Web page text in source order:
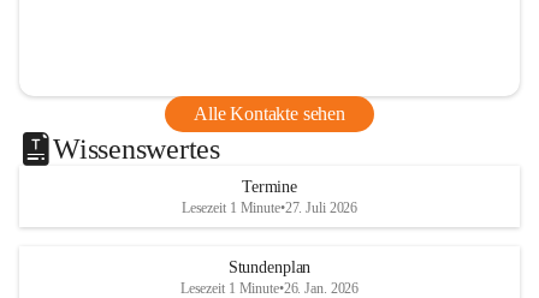
Alle Kontakte sehen
Wissenswertes
Termine
Lesezeit 1 Minute•27. Juli 2026
Stundenplan
Lesezeit 1 Minute•26. Jan. 2026